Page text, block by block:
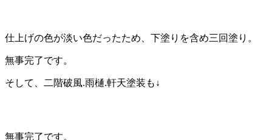
仕上げの色が淡い色だったため、下塗りを含め三回塗り。
無事完了です。
そして、二階破風.雨樋.軒天塗装も↓
無事完了です。